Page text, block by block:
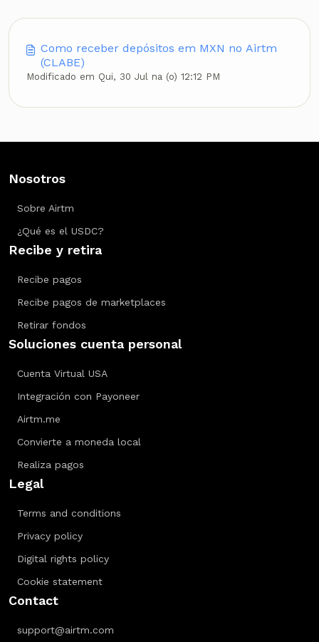
Como receber depósitos em MXN no Airtm
(CLABE)
Modificado em Qui, 30 Jul na (o) 12:12 PM
Nosotros
Sobre Airtm
¿Qué es el USDC?
Recibe y retira
Recibe pagos
Recibe pagos de marketplaces
Retirar fondos
Soluciones cuenta personal
Cuenta Virtual USA
Integración con Payoneer
Airtm.me
Convierte a moneda local
Realiza pagos
Legal
Terms and conditions
Privacy policy
Digital rights policy
Cookie statement
Contact
support@airtm.com